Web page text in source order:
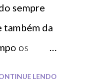
sempre
também da
os
LENDO